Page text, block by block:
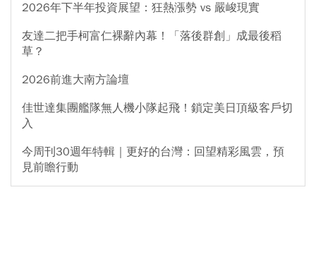
2026年下半年投資展望：狂熱漲勢 vs 嚴峻現實
友達二把手柯富仁裸辭內幕！「落後群創」成最後稻
草？
2026前進大南方論壇
佳世達集團艦隊無人機小隊起飛！鎖定美日頂級客戶切
入
今周刊30週年特輯｜更好的台灣：回望精彩風雲，預
見前瞻行動